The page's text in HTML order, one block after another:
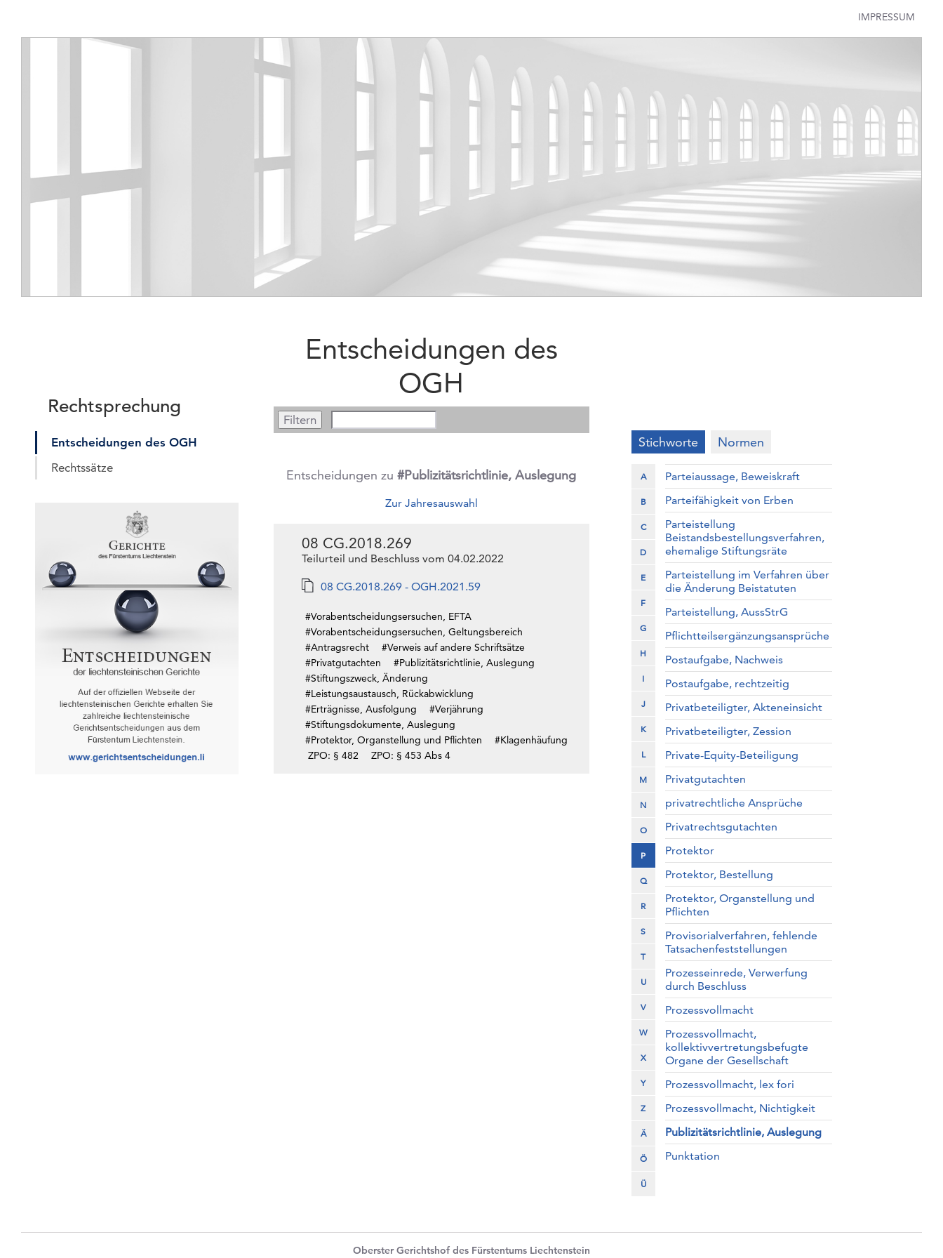
IMPRESSUM
Rechtsprechung
Entscheidungen des OGH
Rechtssätze
Entscheidungen des
OGH
Entscheidungen zu#Publizitätsrichtlinie, Auslegung
Zur Jahresauswahl
08 CG.2018.269
Teilurteil und Beschluss vom 04.02.2022
08 CG.2018.269 - OGH.2021.59
#Vorabentscheidungsersuchen, EFTA
#Vorabentscheidungsersuchen, Geltungsbereich
#Antragsrecht
#Verweis auf andere Schriftsätze
#Privatgutachten
#Publizitätsrichtlinie, Auslegung
#Stiftungszweck, Änderung
#Leistungsaustausch, Rückabwicklung
#Erträgnisse, Ausfolgung
#Verjährung
#Stiftungsdokumente, Auslegung
#Protektor, Organstellung und Pflichten
#Klagenhäufung
ZPO: § 482
ZPO: § 453 Abs 4
Stichworte Normen
A
B
C
D
E
F
G
H
I
J
K
L
M
N
O
P
Q
R
S
T
U
V
W
X
Y
Z
Ä
Ö
Ü
Parteiaussage, Beweiskraft
Parteifähigkeit von Erben
Parteistellung
Beistandsbestellungsverfahren,
ehemalige Stiftungsräte
Parteistellung im Verfahren über
die Änderung Beistatuten
Parteistellung, AussStrG
Pflichtteilsergänzungsansprüche
Postaufgabe, Nachweis
Postaufgabe, rechtzeitig
Privatbeteiligter, Akteneinsicht
Privatbeteiligter, Zession
Private-Equity-Beteiligung
Privatgutachten
privatrechtliche Ansprüche
Privatrechtsgutachten
Protektor
Protektor, Bestellung
Protektor, Organstellung und
Pflichten
Provisorialverfahren, fehlende
Tatsachenfeststellungen
Prozesseinrede, Verwerfung
durch Beschluss
Prozessvollmacht
Prozessvollmacht,
kollektivvertretungsbefugte
Organe der Gesellschaft
Prozessvollmacht, lex fori
Prozessvollmacht, Nichtigkeit
Publizitätsrichtlinie, Auslegung
Punktation
Oberster Gerichtshof des Fürstentums Liechtenstein